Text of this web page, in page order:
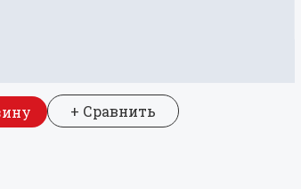
+ Сравнить